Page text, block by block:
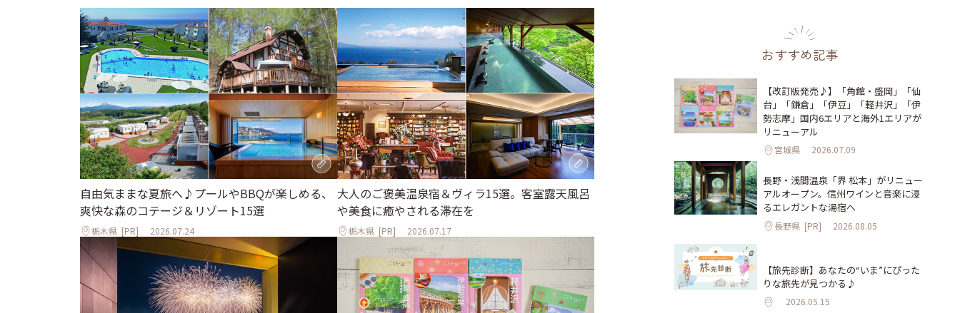
自由気ままな夏旅へ♪プールやBBQが楽しめる、
爽快な森のコテージ＆リゾート15選
栃木県 [PR] 2026.07.24
大人のご褒美温泉宿＆ヴィラ15選。客室露天風呂
や美食に癒やされる滞在を
栃木県 [PR] 2026.07.17
おすすめ記事
【改訂版発売♪】「角館・盛岡」「仙
台」「鎌倉」「伊豆」「軽井沢」「伊
勢志摩」国内6エリアと海外1エリアが
リニューアル
宮城県 2026.07.09
長野・浅間温泉「界 松本」がリニュー
アルオープン。信州ワインと音楽に浸
るエレガントな湯宿へ
長野県 [PR] 2026.08.05
【旅先診断】あなたの“いま”にぴった
りな旅先が見つかる♪
2026.05.15